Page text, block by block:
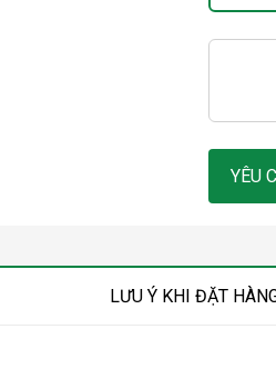
YÊU
LƯU Ý KHI ĐẶT